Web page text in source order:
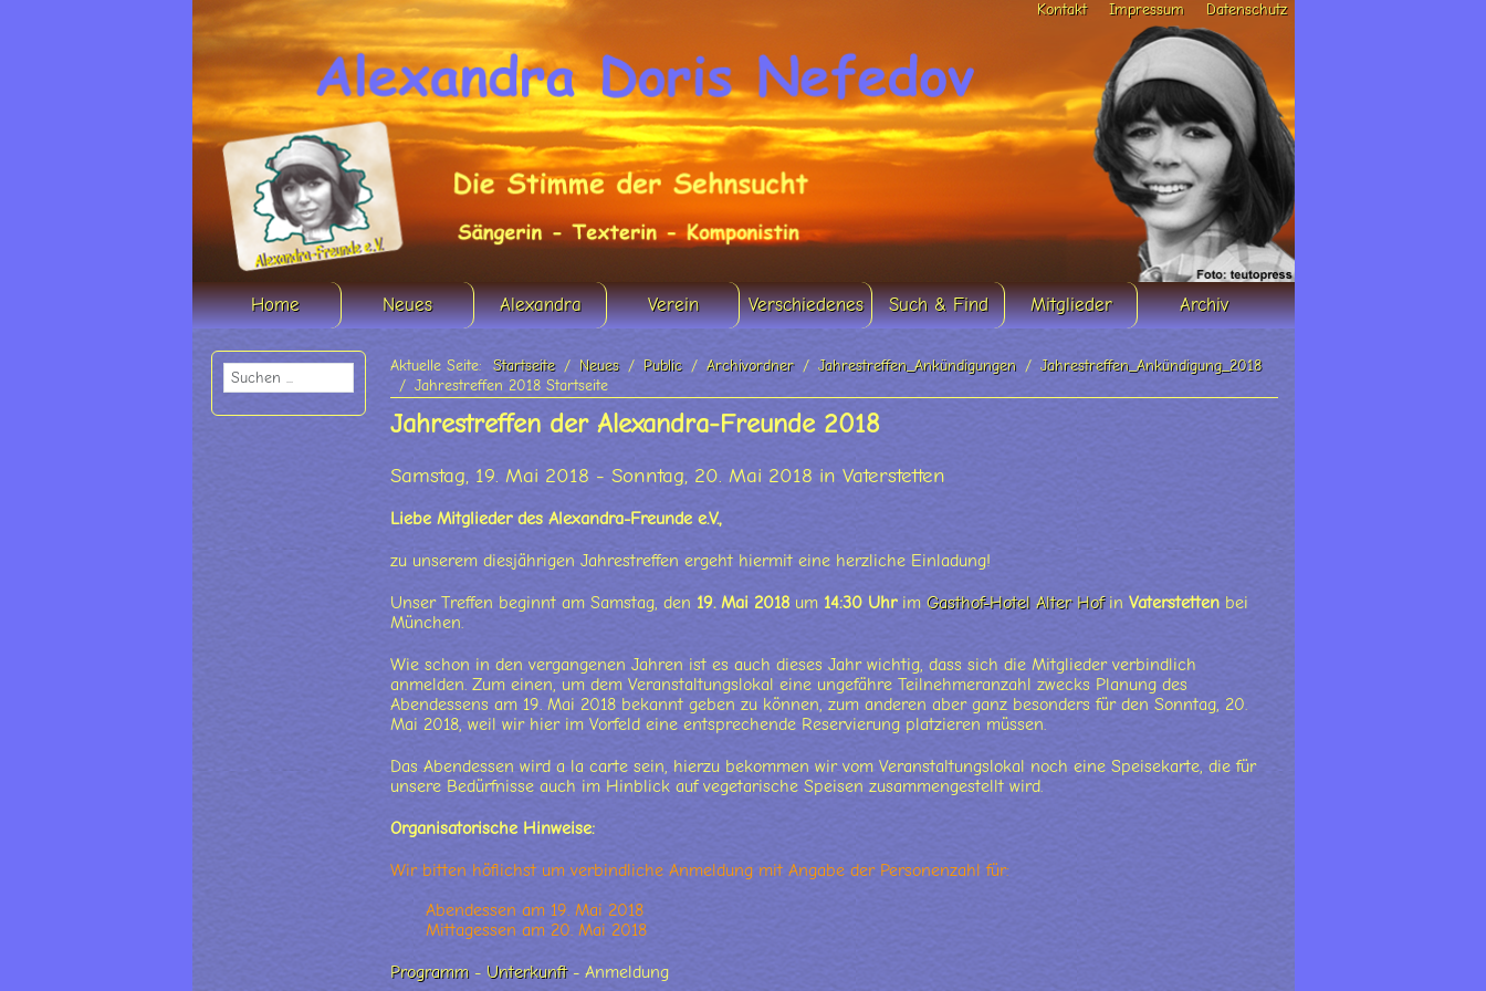
Kontakt Impressum Datenschutz
Home Neues Alexandra Verein Verschiedenes Such & Find Mitglieder Archiv
Aktuelle Seite: Startseite Neues Public Archivordner Jahrestreffen_Ankündigungen
Jahrestreffen_Ankündigung_2018
Jahrestreffen 2018 Startseite
Jahrestreffen der Alexandra-Freunde 2018
Samstag, 19. Mai 2018 - Sonntag, 20. Mai 2018 in Vaterstetten
Liebe Mitglieder des Alexandra-Freunde e.V.,
zu unserem diesjährigen Jahrestreffen ergeht hiermit eine herzliche Einladung!
Unser Treffen beginnt am Samstag, den 19. Mai 2018 um 14:30 Uhrim Gasthof-Hotel Alter Hofin Vaterstetten bei
München.
Wie schon in den vergangenen Jahren ist es auch dieses Jahr wichtig, dass sich die Mitglieder verbindlich
anmelden. Zum einen, um dem Veranstaltungslokal eine ungefähre Teilnehmeranzahl zwecks Planung des
Abendessens am 19. Mai 2018 bekannt geben zu können, zum anderen aber ganz besonders für den Sonntag, 20.
Mai 2018, weil wir hier im Vorfeld eine entsprechende Reservierung platzieren müssen.
Das Abendessen wird a la carte sein, hierzu bekommen wir vom Veranstaltungslokal noch eine Speisekarte, die für
unsere Bedürfnisse auch im Hinblick auf vegetarische Speisen zusammengestellt wird.
Organisatorische Hinweise:
Wir bitten höflichst um verbindliche Anmeldung mit Angabe der Personenzahl für:
Abendessen am 19. Mai 2018
Mittagessen am 20. Mai 2018
Programm- Unterkunft- Anmeldung